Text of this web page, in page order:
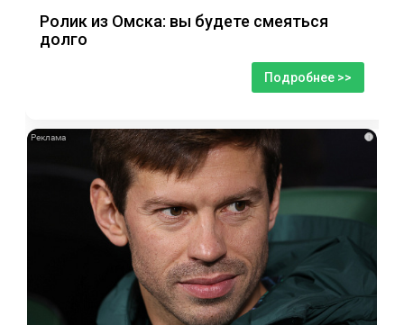
Ролик из Омска: вы будете смеяться
долго
Подробнее >>
i